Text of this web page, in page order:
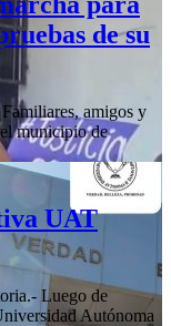
de su
amigos y
municipio de
UAT
Luego de
Autónoma